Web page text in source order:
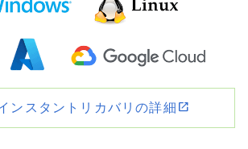
ンスタントリカバリの詳細